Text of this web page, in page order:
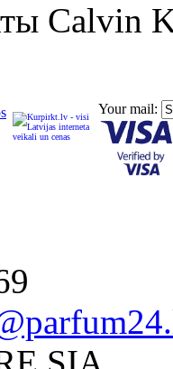
Calvin
Your mail: